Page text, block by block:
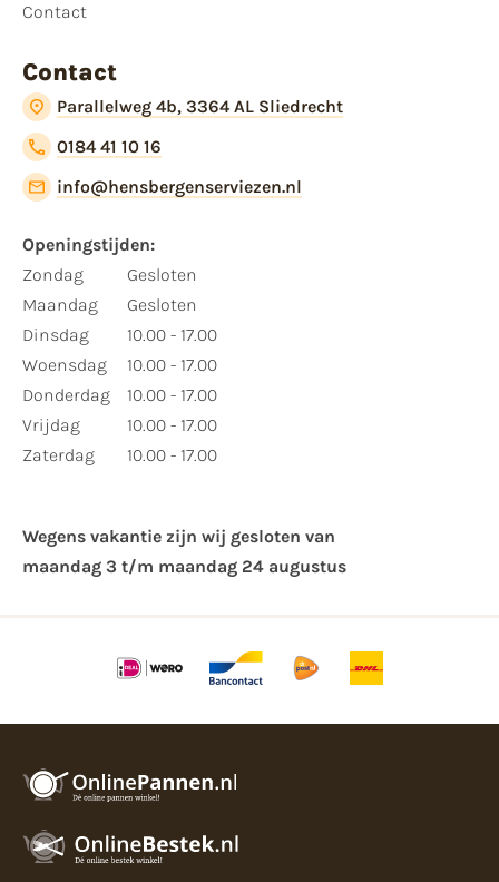
Contact
Contact
Parallelweg 4b, 3364 AL Sliedrecht
0184 41 10 16
info@hensbergenserviezen.nl
Openingstijden:
Zondag
Maandag
Dinsdag
Woensdag
Donderdag
Vrijdag
Zaterdag
Gesloten
Gesloten
10.00 - 17.00
10.00 - 17.00
10.00 - 17.00
10.00 - 17.00
10.00 - 17.00
Wegens vakantie zijn wij gesloten van ​
maandag 3 t/m maandag 24 augustus